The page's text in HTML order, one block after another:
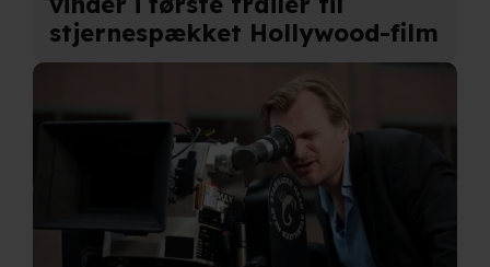
stjernespækket Hollywood-film